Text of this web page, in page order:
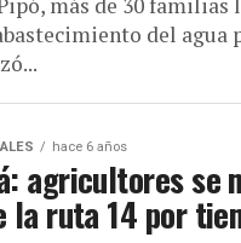
del agua
hace 6 años
agricultores se
la ruta 14 por